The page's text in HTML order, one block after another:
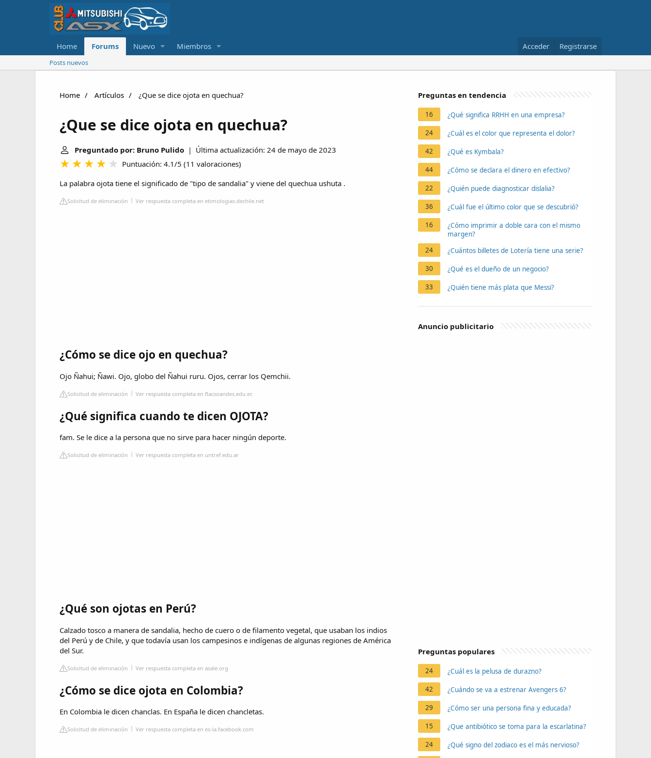
Home Forums Nuevo Miembros Acceder Registrarse
Posts nuevos
Home Artículos ¿Que se dice ojota en quechua?
¿Que se dice ojota en quechua?
Preguntado por: Bruno Pulido | Última actualización: 24 de mayo de 2023
Puntuación: 4.1/5 (11 valoraciones)
La palabra ojota tiene el significado de "tipo de sandalia" y viene del quechua ushuta .
Solicitud de eliminación Ver respuesta completa en etimologias.dechile.net
¿Cómo se dice ojo en quechua?
Ojo Ñahui; Ñawi. Ojo, globo del Ñahui ruru. Ojos, cerrar los Qemchii.
Solicitud de eliminación Ver respuesta completa en flacsoandes.edu.ec
¿Qué significa cuando te dicen OJOTA?
fam. Se le dice a la persona que no sirve para hacer ningún deporte.
Solicitud de eliminación Ver respuesta completa en untref.edu.ar
¿Qué son ojotas en Perú?
Calzado tosco a manera de sandalia, hecho de cuero o de filamento vegetal, que usaban los indios
del Perú y de Chile, y que todavía usan los campesinos e indígenas de algunas regiones de América
del Sur.
Solicitud de eliminación Ver respuesta completa en asale.org
¿Cómo se dice ojota en Colombia?
En Colombia le dicen chanclas. En España le dicen chancletas.
Solicitud de eliminación Ver respuesta completa en es-la.facebook.com
Preguntas en tendencia
16 ¿Qué significa RRHH en una empresa?
24 ¿Cuál es el color que representa el dolor?
42 ¿Qué es Kymbala?
44 ¿Cómo se declara el dinero en efectivo?
22 ¿Quién puede diagnosticar dislalia?
36 ¿Cuál fue el último color que se descubrió?
16
¿Cómo imprimir a doble cara con el mismo
margen?
24
¿Cuántos billetes de Lotería tiene una serie?
30 ¿Qué es el dueño de un negocio?
33 ¿Quién tiene más plata que Messi?
Anuncio publicitario
Preguntas populares
24 ¿Cuál es la pelusa de durazno?
42 ¿Cuándo se va a estrenar Avengers 6?
29 ¿Cómo ser una persona fina y educada?
15 ¿Que antibiótico se toma para la escarlatina?
24 ¿Qué signo del zodiaco es el más nervioso?